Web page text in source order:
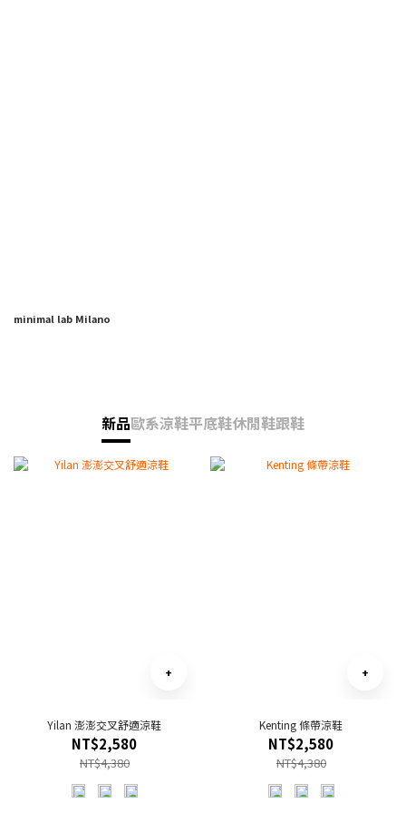
minimal lab Milano
新品歐系涼鞋平底鞋休閒鞋跟鞋
Yilan 澎澎交叉舒適涼鞋
NT$2,580
NT$4,380
Kenting 條帶涼鞋
NT$2,580
NT$4,380